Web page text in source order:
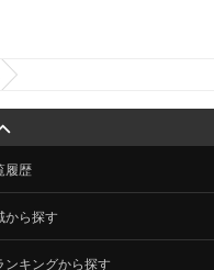
履歴
から探す
ンキングから探す